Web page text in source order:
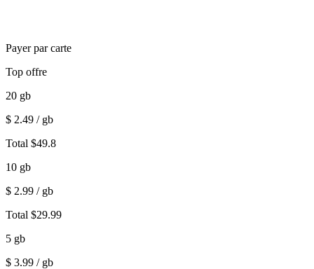
Payer par carte
Top offre
20 gb
$ 2.49 / gb
Total $49.8
10 gb
$ 2.99 / gb
Total $29.99
5 gb
$ 3.99 / gb